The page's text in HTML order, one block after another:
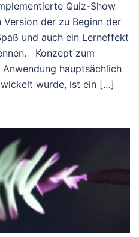
Quiz-Show
der zu Beginn der
und auch ein Lerneffekt
Konzept zum
hauptsächlich
wurde, ist ein […]